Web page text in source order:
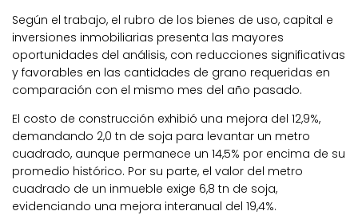
Según el trabajo, el rubro de los bienes de uso, capital e
inversiones inmobiliarias presenta las mayores
oportunidades del análisis, con reducciones significativas
y favorables en las cantidades de grano requeridas en
comparación con el mismo mes del año pasado.
El costo de construcción exhibió una mejora del 12,9%,
demandando 2,0 tn de soja para levantar un metro
cuadrado, aunque permanece un 14,5% por encima de su
promedio histórico. Por su parte, el valor del metro
cuadrado de un inmueble exige 6,8 tn de soja,
evidenciando una mejora interanual del 19,4%.